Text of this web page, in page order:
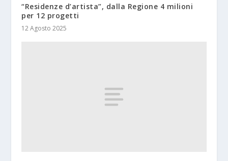
“Residenze d’artista”, dalla Regione 4 milioni
per 12 progetti
12 Agosto 2025